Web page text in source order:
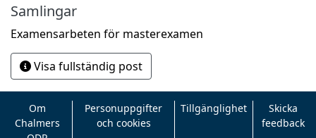
Samlingar
Examensarbeten för masterexamen
Visa fullständig post
Om
Chalmers
Personuppgifter
och cookies
Tillgänglighet
Skicka
feedback